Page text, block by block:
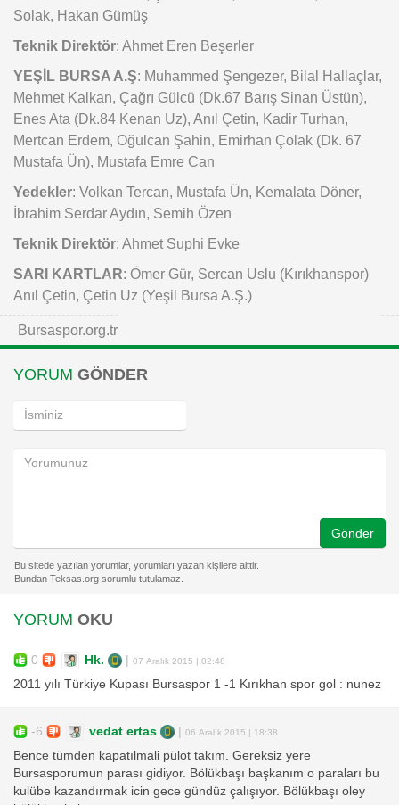
Solak, Hakan Gümüş
Teknik Direktör: Ahmet Eren Beşerler
YEŞİL BURSA A.Ş: Muhammed Şengezer, Bilal Hallaçlar,
Mehmet Kalkan, Çağrı Gülcü (Dk.67 Barış Sinan Üstün),
Enes Ata (Dk.84 Kenan Uz), Anıl Çetin, Kadir Turhan,
Mertcan Erdem, Oğulcan Şahin, Emirhan Çolak (Dk. 67
Mustafa Ün), Mustafa Emre Can
Yedekler: Volkan Tercan, Mustafa Ün, Kemalata Döner,
İbrahim Serdar Aydın, Semih Özen
Teknik Direktör: Ahmet Suphi Evke
SARI KARTLAR: Ömer Gür, Sercan Uslu (Kırıkhanspor)
Anıl Çetin, Çetin Uz (Yeşil Bursa A.Ş.)
Bursaspor.org.tr
YORUM GÖNDER
Gönder
YORUM OKU
0 Hk. | 07 Aralık 2015 | 02:48
2011 yılı Türkiye Kupası Bursaspor 1 -1 Kırıkhan spor gol : nunez
-6 vedat ertas | 06 Aralık 2015 | 18:38
Bence tümden kapatılmali pülot takım. Gereksiz yere
Bursasporumun parası gidiyor. Bölükbaşı başkanım o paraları bu
kulübe kazandırmak icin gece gündüz çalışıyor. Bölükbaşı oley